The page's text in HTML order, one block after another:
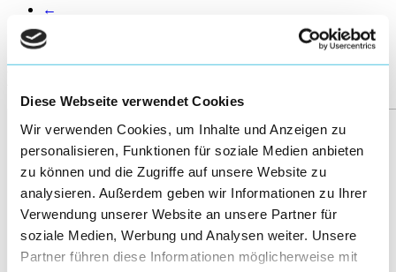
Diese Webseite verwendet Cookies
Wir verwenden Cookies, um Inhalte und Anzeigen zu
personalisieren, Funktionen für soziale Medien anbieten
zu können und die Zugriffe auf unsere Website zu
analysieren. Außerdem geben wir Informationen zu Ihrer
Verwendung unserer Website an unsere Partner für
soziale Medien, Werbung und Analysen weiter. Unsere
Partner führen diese Informationen möglicherweise mit
←
→